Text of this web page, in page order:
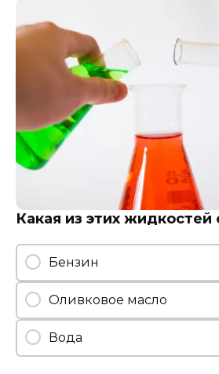
Какая из этих жидкостей
Бензин
Оливковое масло
Вода